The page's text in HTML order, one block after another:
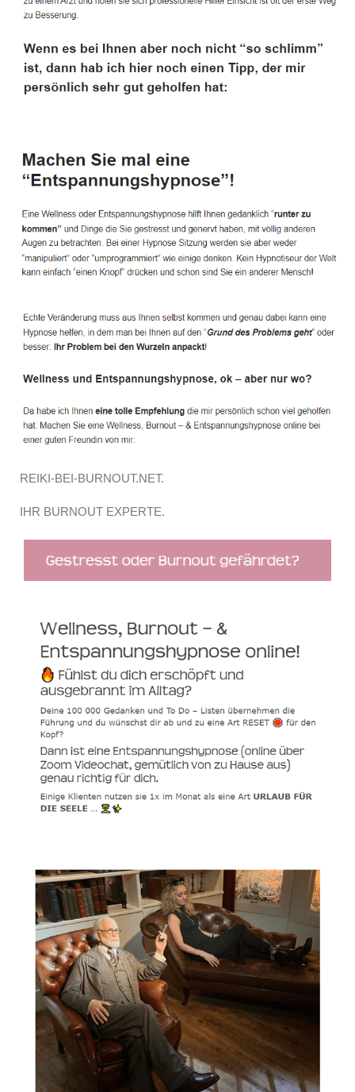
REIKI-BEI-BURNOUT.NET.
IHR BURNOUT EXPERTE.